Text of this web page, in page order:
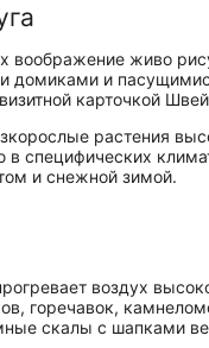
воображение живо
домиками и
карточкой
растения
специфических
и снежной зимой.
воздух
горечавок,
скалы с шапками